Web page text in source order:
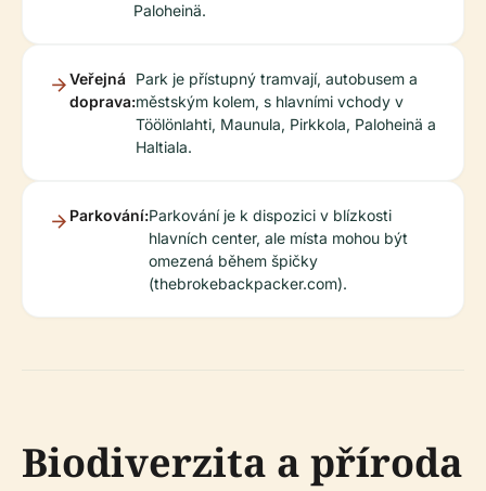
Paloheinä.
Veřejná
doprava:
Park je přístupný tramvají, autobusem a
městským kolem, s hlavními vchody v
Töölönlahti, Maunula, Pirkkola, Paloheinä a
Haltiala.
Parkování:Parkování je k dispozici v blízkosti
hlavních center, ale místa mohou být
omezená během špičky
(thebrokebackpacker.com).
Biodiverzita a příroda